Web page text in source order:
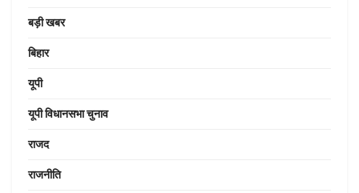
बड़ी खबर
बिहार
यूपी
यूपी विधानसभा चुनाव
राजद
राजनीति